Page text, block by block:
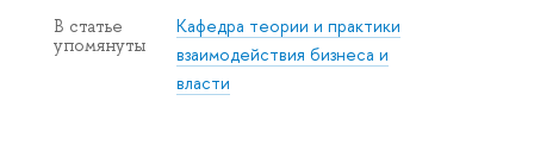
В статье
упомянуты
Кафедра теории и практики
взаимодействия бизнеса и
власти